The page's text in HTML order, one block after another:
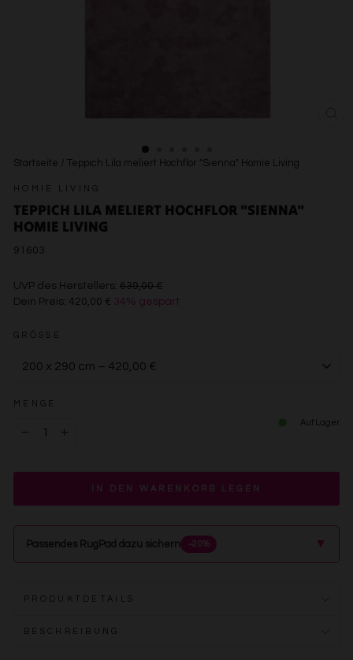
Startseite / Teppich Lila meliert Hochflor "Sienna" Homie Living
HOMIE LIVING
TEPPICH LILA MELIERT HOCHFLOR "SIENNA"
HOMIE LIVING
91603
UVP des Herstellers: 639,00 €€639,00
Dein Preis: 420,00 € 34% gespart
GRÖSSE
MENGE
Auf Lager
IN DEN WARENKORB LEGEN
Passendes RugPad dazu sichern −20% ▲
PRODUKTDETAILS
BESCHREIBUNG